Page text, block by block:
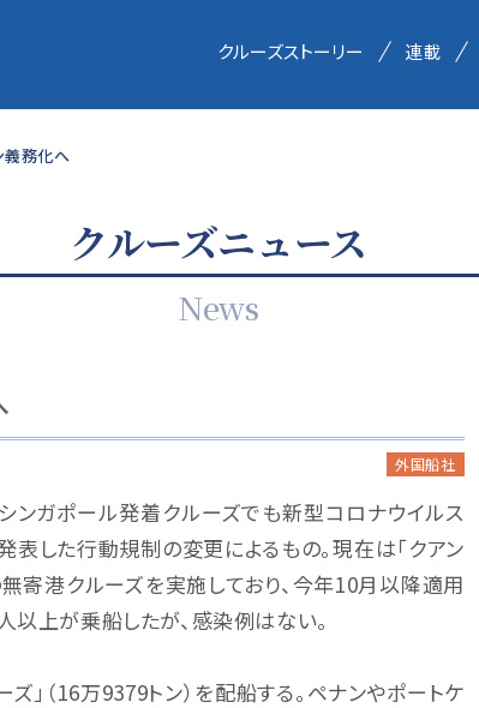
クルーズストーリー 連載
義務化へ
クルーズニュース
News
外国船社
シンガポール発着クルーズでも新型コロナウイルス
した行動規制の変更によるもの。現在は「クアン
無寄港クルーズを実施しており、今年10月以降適用
上が乗船したが、感染例はない。
」（16万9379トン）を配船する。ペナンやポートケ